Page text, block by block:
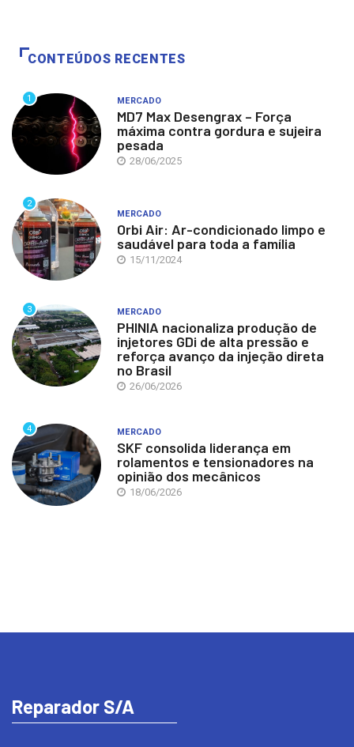
CONTEÚDOS RECENTES
1 MERCADO
MD7 Max Desengrax – Força
máxima contra gordura e sujeira
pesada
28/06/2025
2
MERCADO
Orbi Air: Ar-condicionado limpo e
saudável para toda a família
15/11/2024
3 MERCADO
PHINIA nacionaliza produção de
injetores GDi de alta pressão e
reforça avanço da injeção direta
no Brasil
26/06/2026
4 MERCADO
SKF consolida liderança em
rolamentos e tensionadores na
opinião dos mecânicos
18/06/2026
Reparador S/A